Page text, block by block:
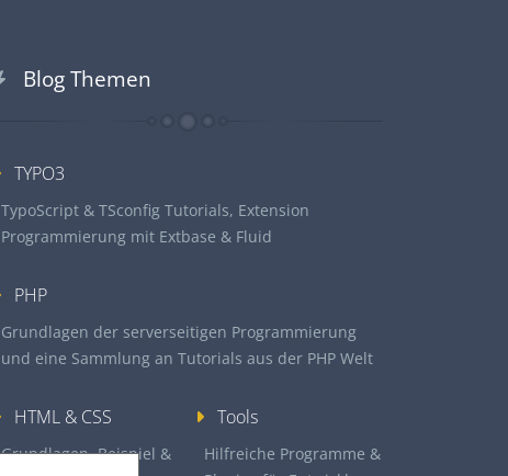
Blog Themen
TYPO3
TypoScript & TSconfig Tutorials, Extension
Programmierung mit Extbase & Fluid
PHP
Grundlagen der serverseitigen Programmierung
und eine Sammlung an Tutorials aus der PHP Welt
HTML & CSS
Grundlagen, Beispiel &
Tools
Hilfreiche Programme &